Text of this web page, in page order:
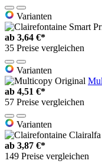
Varianten
ab 3,64 €*
35 Preise vergleichen
Varianten
ab 4,51 €*
57 Preise vergleichen
Varianten
ab 3,87 €*
149 Preise vergleichen